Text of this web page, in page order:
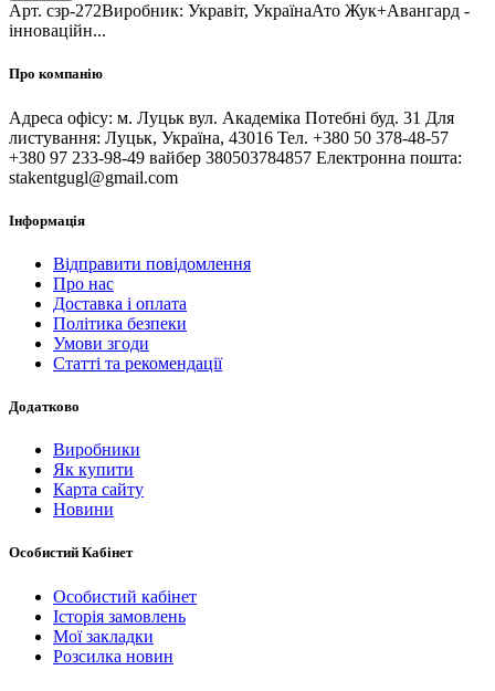
Арт. сзр-272Виробник: Укравіт, УкраїнаАто Жук+Авангард -
інноваційн...
Про компанію
Адреса офісу: м. Луцьк вул. Академіка Потебні буд. 31 Для
листування: Луцьк, Україна, 43016 Тел. +380 50 378-48-57
+380 97 233-98-49 вайбер 380503784857 Електронна пошта:
stakentgugl@gmail.com
Інформація
Відправити повідомлення
Про нас
Доставка і оплата
Політика безпеки
Умови згоди
Статті та рекомендації
Додатково
Виробники
Як купити
Карта сайту
Новини
Особистий Кабінет
Особистий кабінет
Історія замовлень
Мої закладки
Розсилка новин